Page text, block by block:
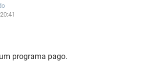
programa pago.